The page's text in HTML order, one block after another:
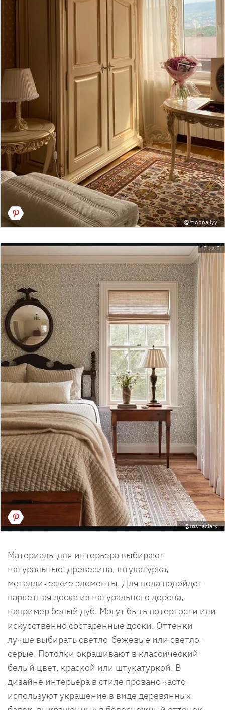
@moonallyy
5 из 5
@trishaclark
Материалы для интерьера выбирают
натуральные: древесина, штукатурка,
металлические элементы. Для пола подойдет
паркетная доска из натурального дерева,
например белый дуб. Могут быть потертости или
искусственно состаренные доски. Оттенки
лучше выбирать светло-бежевые или светло-
серые. Потолки окрашивают в классический
белый цвет, краской или штукатуркой. В
дизайне интерьера в стиле прованс часто
используют украшение в виде деревянных